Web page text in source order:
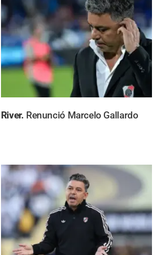
River. Renunció Marcelo Gallardo